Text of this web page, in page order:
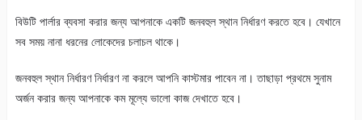
বিউটি পার্লার ব্যবসা করার জন্য আপনাকে একটি জনবহুল স্থান নির্ধারণ করতে হবে। যেখানে
সব সময় নানা ধরনের লোকেদের চলাচল থাকে।
জনবহুল স্থান নির্ধারণ নির্ধারণ না করলে আপনি কাস্টমার পাবেন না। তাছাড়া প্রথমে সুনাম
অর্জন করার জন্য আপনাকে কম মূল্যে ভালো কাজ দেখাতে হবে।